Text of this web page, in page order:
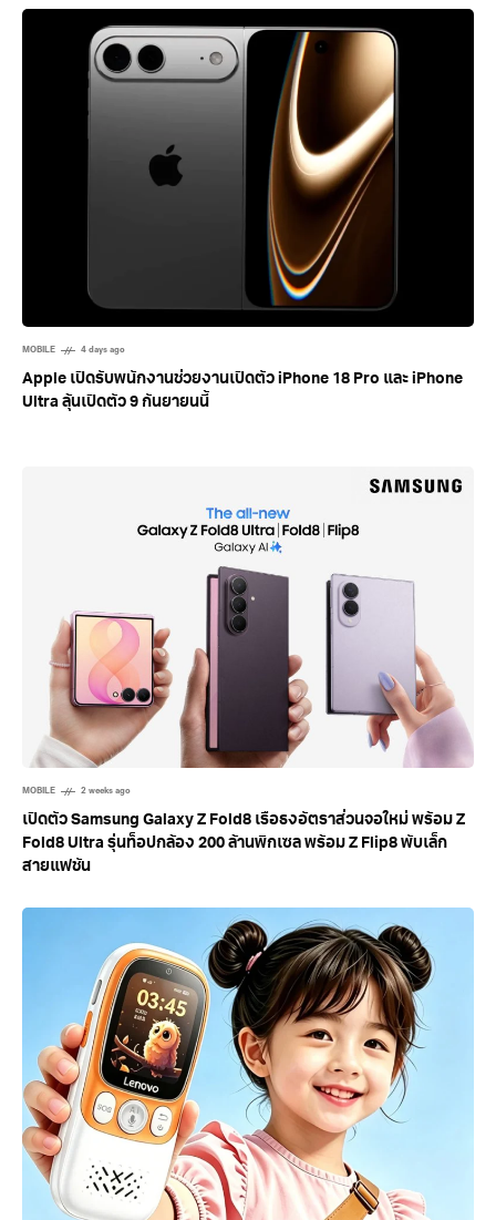
MOBILE 4 days ago
Apple เปิดรับพนักงานช่วยงานเปิดตัว iPhone 18 Pro และ iPhone
Ultra ลุ้นเปิดตัว 9 กันยายนนี้
MOBILE 2 weeks ago
เปิดตัว Samsung Galaxy Z Fold8 เรือธงอัตราส่วนจอใหม่ พร้อม Z
Fold8 Ultra รุ่นท็อปกล้อง 200 ล้านพิกเซล พร้อม Z Flip8 พับเล็ก
สายแฟชัน